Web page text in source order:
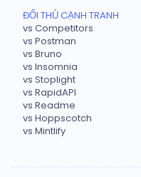
ĐỐI THỦ CẠNH TRANH
vs Competitors
vs Postman
vs Bruno
vs Insomnia
vs Stoplight
vs RapidAPI
vs Readme
vs Hoppscotch
vs Mintlify